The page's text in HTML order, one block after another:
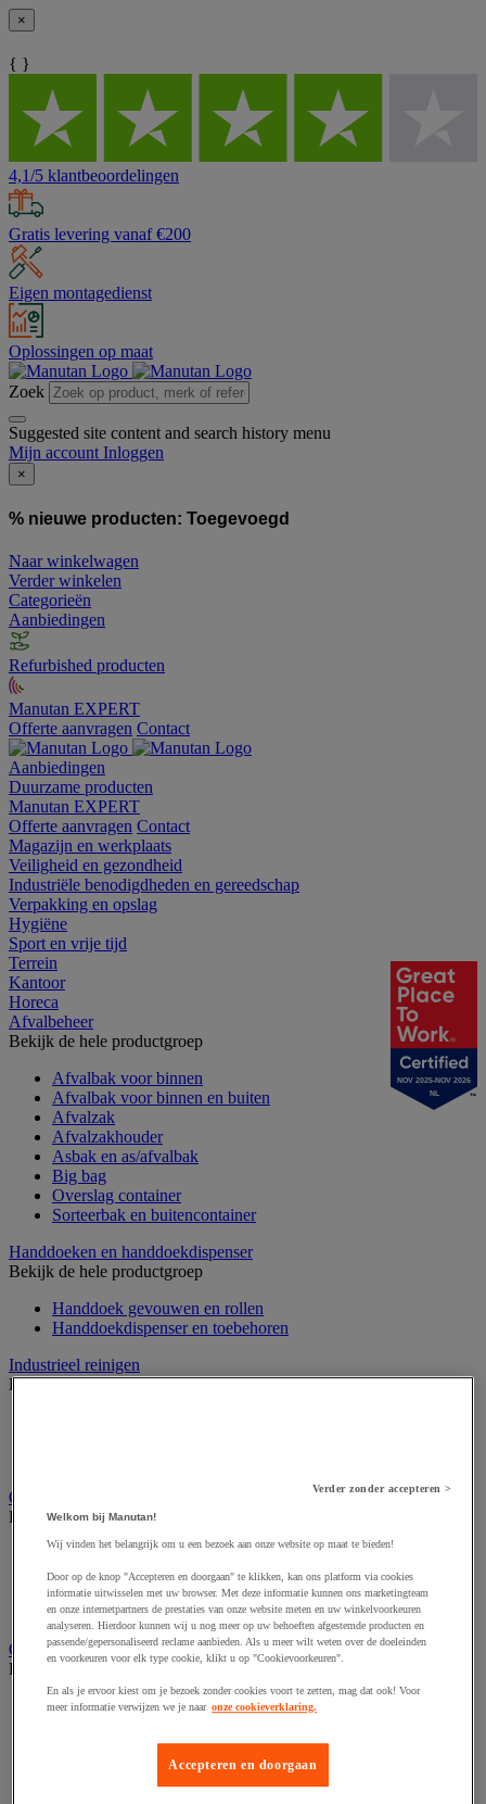
×
{ }
4,1/5 klantbeoordelingen
Gratis levering vanaf €200
Eigen montagedienst
Oplossingen op maat
Zoek
Suggested site content and search history menu
Mijn account Inloggen
×
% nieuwe producten: Toegevoegd
Naar winkelwagen
Verder winkelen
Categorieën
Aanbiedingen
Refurbished producten
Manutan EXPERT
Offerte aanvragen Contact
Aanbiedingen
Duurzame producten
Manutan EXPERT
Offerte aanvragen Contact
Magazijn en werkplaats
Veiligheid en gezondheid
Industriële benodigdheden en gereedschap
Verpakking en opslag
Hygiëne
Sport en vrije tijd
Terrein
Kantoor
Horeca
Afvalbeheer
Bekijk de hele productgroep
Afvalbak voor binnen
Afvalbak voor binnen en buiten
Afvalzak
Afvalzakhouder
Asbak en as/afvalbak
Big bag
Overslag container
Sorteerbak en buitencontainer
Handdoeken en handdoekdispenser
Bekijk de hele productgroep
Handdoek gevouwen en rollen
Handdoekdispenser en toebehoren
Industrieel reinigen
Bekijk de hele productgroep
Onderdelen voor sanitair, douche en badkamer
Bekijk de hele productgroep
Douche apparatuur
Onderdelen voor badkamer
Sanitaire scheidingswand en cabine
Sanitaire uitrusting
Onderhoudsproduct
Bekijk de hele productgroep
Luchtverfrisser
Vloer- en allesreiniger
Wasmiddel en -verzachter
NOV 2025-NOV 2026
NL
Verder zonder accepteren >
Welkom bij Manutan!
Wij vinden het belangrijk om u een bezoek aan onze website op maat te bieden!
Door op de knop "Accepteren en doorgaan" te klikken, kan ons platform via cookies
informatie uitwisselen met uw browser. Met deze informatie kunnen ons marketingteam
en onze internetpartners de prestaties van onze website meten en uw winkelvoorkeuren
analyseren. Hierdoor kunnen wij u nog meer op uw behoeften afgestemde producten en
passende/gepersonaliseerd reclame aanbieden. Als u meer wilt weten over de doeleinden
en voorkeuren voor elk type cookie, klikt u op "Cookievoorkeuren".
En als je ervoor kiest om je bezoek zonder cookies voort te zetten, mag dat ook! Voor
meer informatie verwijzen we je naar onze cookieverklaring.
Accepteren en doorgaan